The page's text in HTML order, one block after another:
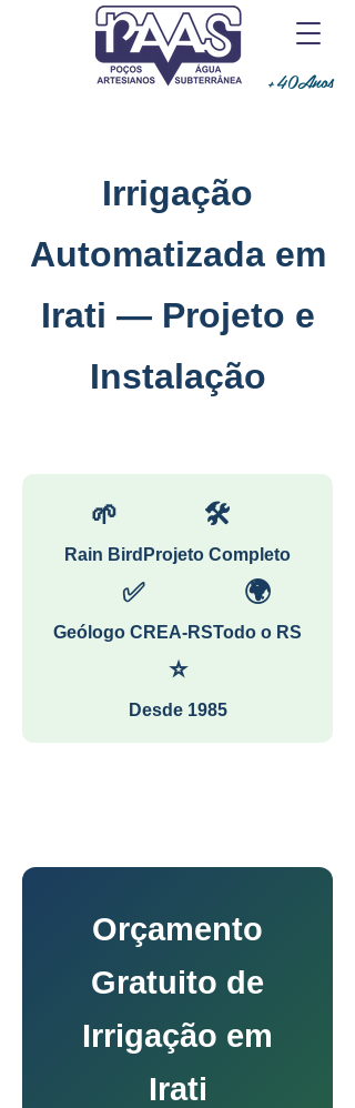
+40Anos
Irrigação
Automatizada em
Irati — Projeto e
Instalação
🌱
Rain Bird
🛠
Projeto Completo
✅
Geólogo CREA-RS
🌍
Todo o RS
⭐
Desde 1985
Orçamento
Gratuito de
Irrigação em
Irati